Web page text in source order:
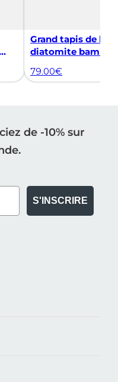
Grand tapis de
diatomite
79.00€
de -10% sur
S'INSCRIRE